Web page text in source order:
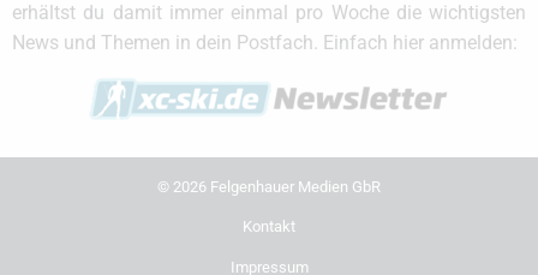
erhältst du damit immer einmal pro Woche die wichtigsten
News und Themen in dein Postfach. Einfach hier anmelden:
© 2026 Felgenhauer Medien GbR
Kontakt
Impressum